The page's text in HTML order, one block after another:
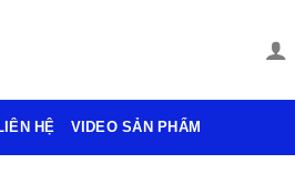
HỆ VIDEO SẢN PHẨM